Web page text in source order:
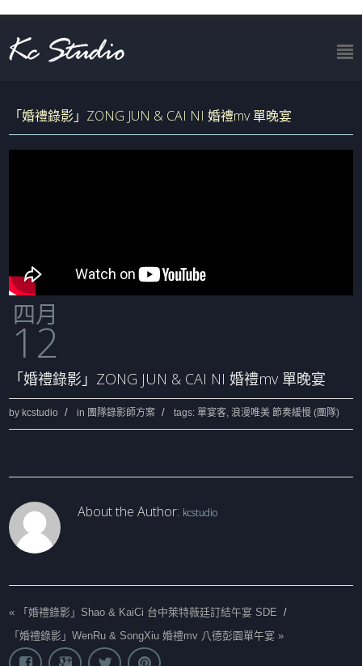
「婚禮錄影」ZONG JUN & CAI NI 婚禮mv 單晚宴
四月
12
「婚禮錄影」ZONG JUN & CAI NI 婚禮mv 單晚宴
by kcstudio in 團隊錄影師方案 tags:單宴客,浪漫唯美 節奏緩慢 (團隊)
About the Author: kcstudio
« 「婚禮錄影」Shao & KaiCi 台中萊特薇廷訂結午宴 SDE
/
「婚禮錄影」WenRu & SongXiu 婚禮mv 八德彭園單午宴 »